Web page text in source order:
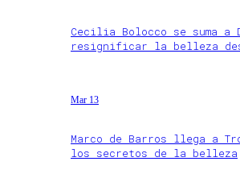
Cecilia Bolocco se suma a
resignificar la belleza
Mar 13
Marco de Barros llega a
los secretos de la belleza